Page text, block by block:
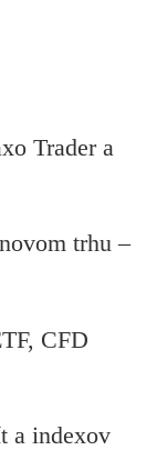
Trader a
trhu –
CFD
a indexov